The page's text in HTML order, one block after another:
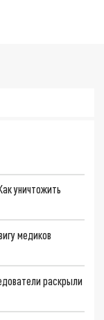
уничтожить
медиков
раскрыли